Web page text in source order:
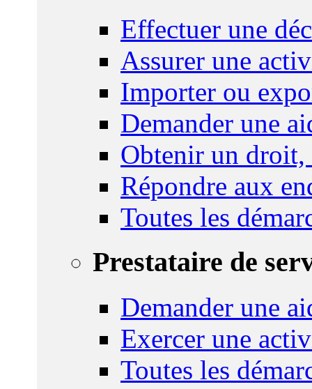
Effectuer une
Assurer une
Importer ou
Demander une
Obtenir un droit,
Répondre aux
Toutes les
Prestataire de
Demander une
Exercer une
Toutes les